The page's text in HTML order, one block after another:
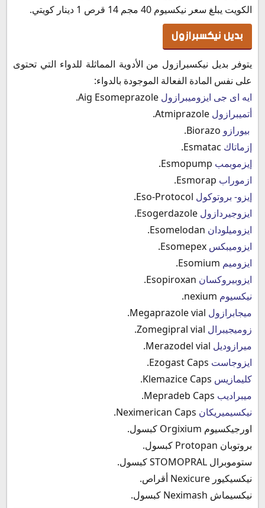
الكويت يبلغ سعر نيكسيوم 40 مجم 14 قرص 1 دينار كويتي.
بديل نيكسبرازول
يتوفر بديل نيكسبرازول من الأدوية المماثلة للدواء التي تحتوى
على نفس المادة الفعالة الموجودة بالدواء:
ايه اى جى ايزوميبرازول
أتميبرازول
بيورازو
إزماتاك
إيزموبمب
ازموراب
إيزو- بروتوكول
ايزوجيردازول
ايزوميلودان
ايزوميبكس
ايزوميم
ايزوبيروكسان
نيكسيوم
ميجابرازول
زوميجيبرال
ميرازوديل
ايزوجاست
كليمازيس
ميبراديب
نيكسيميريكان
اورجيكسيوم Orgixium كبسول.
بروتوبان Protopan كبسول.
ستوموبرال STOMOPRAL كبسول.
نيكسيكيور Nexicure أقراص.
نيكسيماش Neximash كبسول.